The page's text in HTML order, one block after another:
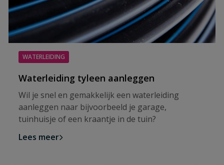
WATERLEIDING
Waterleiding tyleen aanleggen
Wil je snel en gemakkelijk een waterleiding
aanleggen naar bijvoorbeeld je garage,
tuinhuisje of een kraantje in de tuin?
Lees meer